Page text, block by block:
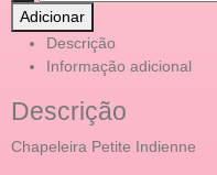
Adicionar
Descrição
Informação adicional
Descrição
Chapeleira Petite Indienne